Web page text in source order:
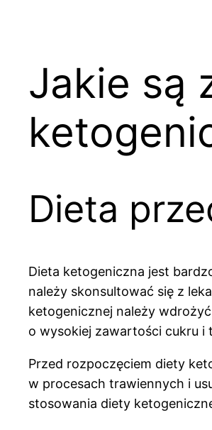
Jakie są
Dieta
Dieta ketogeniczna jest
należy skonsultować się z
ketogenicznej należy
o wysokiej zawartości cukru i
Przed rozpoczęciem diety
w procesach trawiennych i
stosowania diety